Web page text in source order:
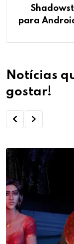
para
Notícias
gostar!